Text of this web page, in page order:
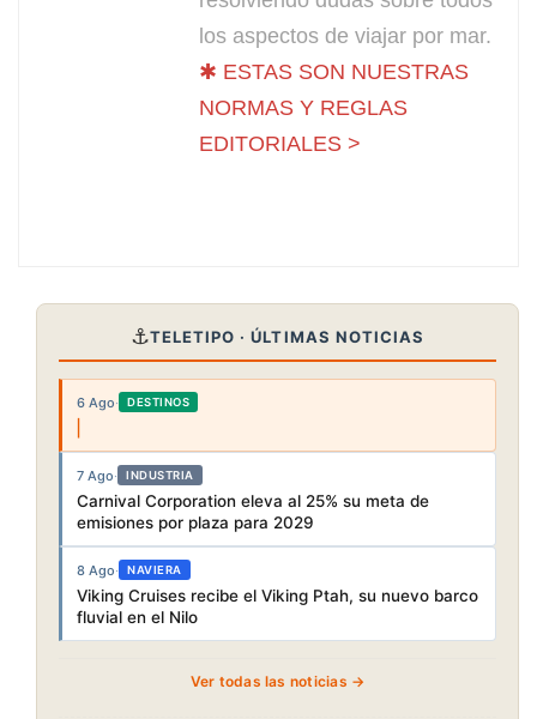
los aspectos de viajar por mar.
✱ ESTAS SON NUESTRAS
NORMAS Y REGLAS
EDITORIALES >
⚓TELETIPO · ÚLTIMAS NOTICIAS
6 Ago· DESTINOS
7 Ago· INDUSTRIA
Carnival Corporation eleva al 25% su meta de
emisiones por plaza para 2029
8 Ago· NAVIERA
Viking Cruises recibe el Viking Ptah, su nuevo barco
fluvial en el Nilo
Ver todas las noticias →